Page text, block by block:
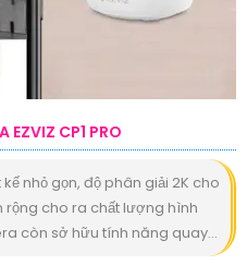
EZVIZ CP1 PRO
kế nhỏ gọn, độ phân giải 2K cho
rộng cho ra chất lượng hình
còn sở hữu tính năng quay...